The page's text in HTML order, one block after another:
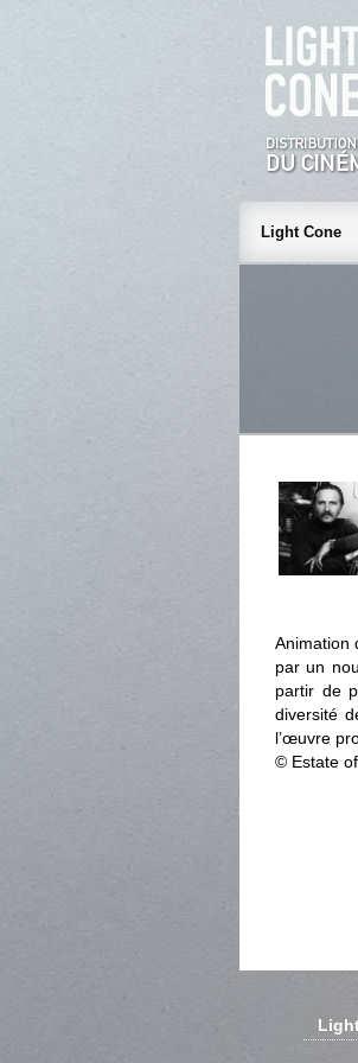
Light Cone
Animation
par un
partir de
diversité
l’œuvre
© Estate